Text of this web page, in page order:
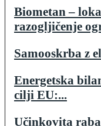
Biometan –
razogljičenje
Samooskrba z
Energetska
cilji EU:...
Učinkovita